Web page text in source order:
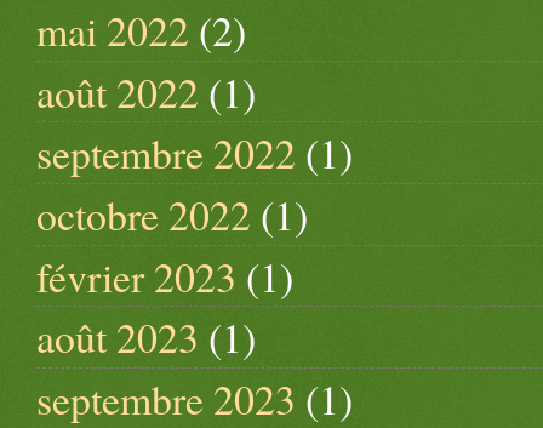
mai 2022 (2)
août 2022 (1)
septembre 2022 (1)
octobre 2022 (1)
février 2023 (1)
août 2023 (1)
septembre 2023 (1)